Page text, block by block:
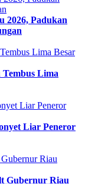
2026, Padukan
Tembus Lima
Liar Peneror
Gubernur Riau